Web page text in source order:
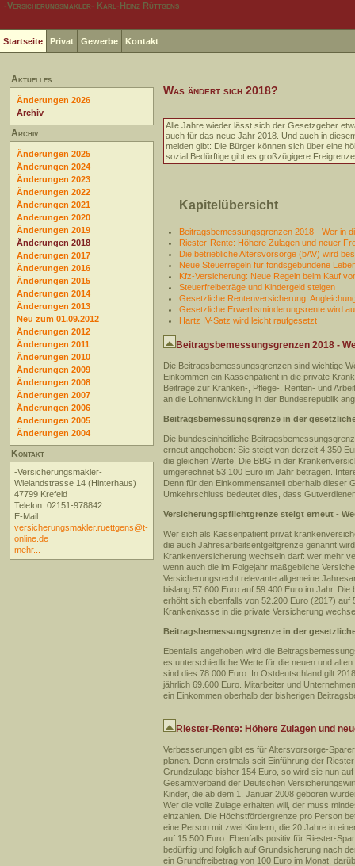
-Versicherungsmakler- Karl-Heinz Rüttgens
Startseite Privat Gewerbe Kontakt
Aktuelles
Änderungen 2026
Archiv
Archiv
Änderungen 2025
Änderungen 2024
Änderungen 2023
Änderungen 2022
Änderungen 2021
Änderungen 2020
Änderungen 2019
Änderungen 2018
Änderungen 2017
Änderungen 2016
Änderungen 2015
Änderungen 2014
Änderungen 2013
Neu zum 01.09.2012
Änderungen 2012
Änderungen 2011
Änderungen 2010
Änderungen 2009
Änderungen 2008
Änderungen 2007
Änderungen 2006
Änderungen 2005
Änderungen 2004
Kontakt
-Versicherungsmakler-
Wielandstrasse 14 (Hinterhaus)
47799 Krefeld
Telefon: 02151-978842
E-Mail:
versicherungsmakler.ruettgens@t-
online.de
mehr...
Was ändert sich 2018?
Alle Jahre wieder lässt sich der Gesetzgeber
auch für das neue Jahr 2018. Und auch in
melden gibt: Die Bürger können sich über eine
sozial Bedürftige gibt es großzügigere
Kapitelübersicht
Beitragsbemessungsgrenzen 2018 - Wer in
Riester-Rente: Höhere Zulagen und neuer
Die betriebliche Altersvorsorge (bAV) wird
Neue Steuerregeln für fondsgebundene
Kfz-Versicherung: Neue Regeln beim Kauf
Steuerfreibeträge und Kindergeld steigen
Gesetzliche Rentenversicherung:
Gesetzliche Erwerbsminderungsrente wird
Hartz IV-Satz wird leicht raufgesetzt
Beitragsbemessungsgrenzen 2018 -
Die Beitragsbemessungsgrenzen sind wichtige
Einkommen ein Kassenpatient in die private
Beiträge zur Kranken-, Pflege-, Renten- und
an die Lohnentwicklung in der Bundesrepublik
Beitragsbemessungsgrenze in der
Die bundeseinheitliche
erneut angehoben: Sie steigt von derzeit 4.350
die gleichen Werte. Die BBG in der
umgerechnet 53.100 Euro im Jahr betragen.
Denn für den Einkommensanteil oberhalb dieser
Umkehrschluss bedeutet dies, dass
Versicherungspflichtgrenze steigt erneut -
Wer sich als Kassenpatient privat
die auch Jahresarbeitsentgeltgrenze genannt
Krankenversicherung wechseln darf: wer mehr
wenn auch die im Folgejahr maßgebliche
Versicherungsrecht relevante allgemeine
bislang 57.600 Euro auf 59.400 Euro im Jahr.
erhöht sich ebenfalls von 52.200 Euro (2017)
Krankenkasse in die private Versicherung
Beitragsbemessungsgrenze in der
Ebenfalls angehoben wird die
es unterschiedliche Werte für die neuen und
sind dies 78.000 Euro. In Ostdeutschland gilt
jährlich 69.600 Euro. Mitarbeiter und
ein Einkommen oberhalb der bisherigen
Riester-Rente: Höhere Zulagen und
Verbesserungen gibt es für Altersvorsorge-
planen. Denn erstmals seit Einführung der
Grundzulage bisher 154 Euro, so wird sie nun
Gesamtverband der Deutschen
Kinder, die ab dem 1. Januar 2008 geboren
Wer die volle Zulage erhalten will, der muss
einzahlen. Die Höchstfördergrenze pro Person
eine Person mit zwei Kindern, die 20 Jahre in
auf 15.500 Euro. Ebenfalls positiv für Riester-
bedürftig und folglich auf Grundsicherung nach
ein Grundfreibetrag von 100 Euro im Monat,